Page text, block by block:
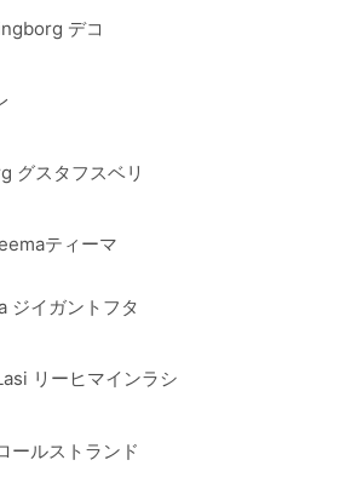
デコ
グスタフスベリ
ティーマ
ジイガントフタ
リーヒマインラシ
ールストランド